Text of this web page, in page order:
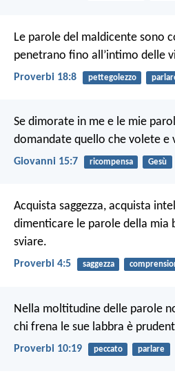
Le parole del maldicente sono
penetrano fino all’intimo delle
Proverbi 18:8 pettegolezzo
Se dimorate in me e le mie
domandate quello che volete e
Giovanni 15:7 ricompensa Gesù
Acquista saggezza, acquista
dimenticare le parole della mia
sviare.
Proverbi 4:5 saggezza
Nella moltitudine delle parole
chi frena le sue labbra è
Proverbi 10:19 peccato parlare